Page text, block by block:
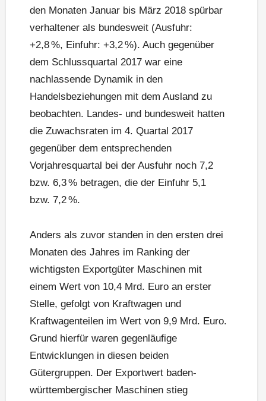
den Monaten Januar bis März 2018 spürbar
verhaltener als bundesweit (Ausfuhr:
+2,8 %, Einfuhr: +3,2 %). Auch gegenüber
dem Schlussquartal 2017 war eine
nachlassende Dynamik in den
Handelsbeziehungen mit dem Ausland zu
beobachten. Landes- und bundesweit hatten
die Zuwachsraten im 4. Quartal 2017
gegenüber dem entsprechenden
Vorjahresquartal bei der Ausfuhr noch 7,2
bzw. 6,3 % betragen, die der Einfuhr 5,1
bzw. 7,2 %.
Anders als zuvor standen in den ersten drei
Monaten des Jahres im Ranking der
wichtigsten Exportgüter Maschinen mit
einem Wert von 10,4 Mrd. Euro an erster
Stelle, gefolgt von Kraftwagen und
Kraftwagenteilen im Wert von 9,9 Mrd. Euro.
Grund hierfür waren gegenläufige
Entwicklungen in diesen beiden
Gütergruppen. Der Exportwert baden-
württembergischer Maschinen stieg